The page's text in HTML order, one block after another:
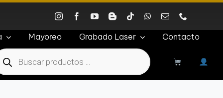
Mayoreo Grabado Laser
Contacto